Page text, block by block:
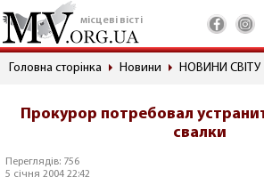
місцеві вісті
Головна сторінка Новини НОВИНИ СВІТУ
Прокурор потребовал
свалки
Переглядів: 756
5 січня 2004 22:42